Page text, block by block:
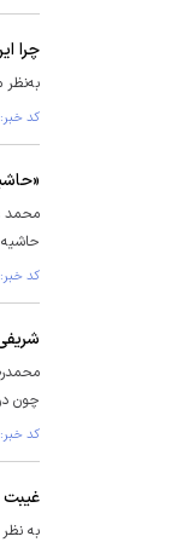
چرا
به‌نظر می‌رسد دلیل نمایش ۲فیلمی را
کد خبر: ۱۰۳۷۰۴۱ تاریخ انتشار : ۱۴۰۴/۱۱/۱۸
محمد
کد خبر: ۱۰۳۷۰۰۶ تاریخ انتشار : ۱۴۰۴/۱۱/۱۸
چون
کد خبر: ۱۰۳۶۹۶۹ تاریخ انتشار : ۱۴۰۴/۱۱/۱۷
غیبت
به نظر می‌رسد